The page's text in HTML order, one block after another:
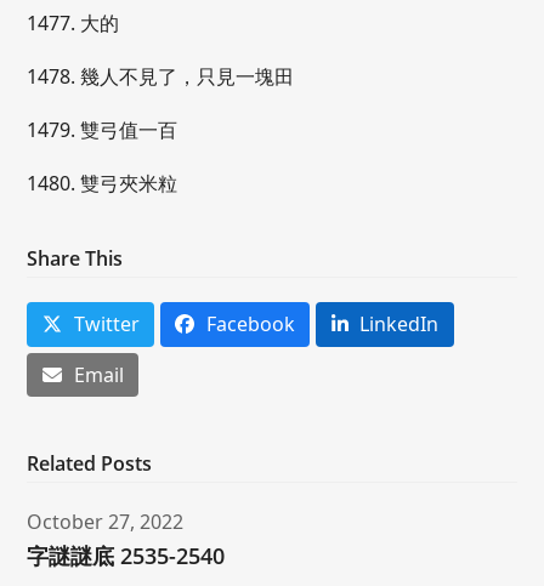
1477. 大的
1478. 幾人不見了，只見一塊田
1479. 雙弓值一百
1480. 雙弓夾米粒
Share This
Twitter Facebook
LinkedIn
Email
Related Posts
October 27, 2022
字謎謎底 2535-2540